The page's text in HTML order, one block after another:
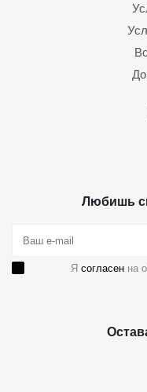
Любишь
Я согласен на